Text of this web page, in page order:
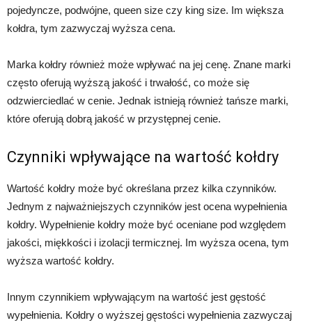
pojedyncze, podwójne, queen size czy king size. Im większa
kołdra, tym zazwyczaj wyższa cena.
Marka kołdry również może wpływać na jej cenę. Znane marki
często oferują wyższą jakość i trwałość, co może się
odzwierciedlać w cenie. Jednak istnieją również tańsze marki,
które oferują dobrą jakość w przystępnej cenie.
Czynniki wpływające na wartość kołdry
Wartość kołdry może być określana przez kilka czynników.
Jednym z najważniejszych czynników jest ocena wypełnienia
kołdry. Wypełnienie kołdry może być oceniane pod względem
jakości, miękkości i izolacji termicznej. Im wyższa ocena, tym
wyższa wartość kołdry.
Innym czynnikiem wpływającym na wartość jest gęstość
wypełnienia. Kołdry o wyższej gęstości wypełnienia zazwyczaj